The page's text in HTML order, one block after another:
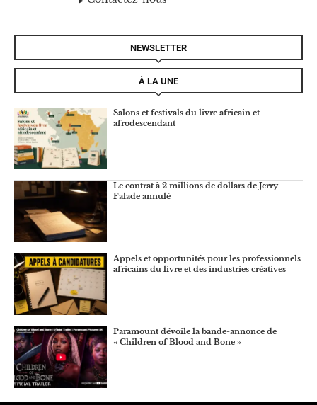
NEWSLETTER
À LA UNE
Salons et festivals du livre africain et
afrodescendant
Le contrat à 2 millions de dollars de Jerry
Falade annulé
Appels et opportunités pour les professionnels
africains du livre et des industries créatives
Paramount dévoile la bande-annonce de
« Children of Blood and Bone »